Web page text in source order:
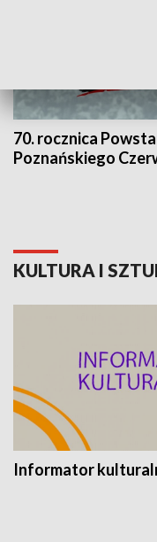
70. rocznica
Poznańskiego
KULTURA I
Informator